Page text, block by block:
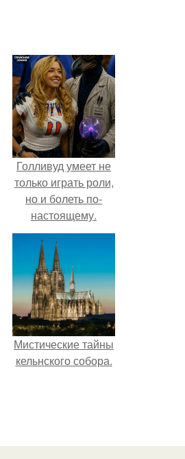
Голливуд умеет не
только играть роли,
но и болеть по-
настоящему.
Мистические тайны
кельнского собора.